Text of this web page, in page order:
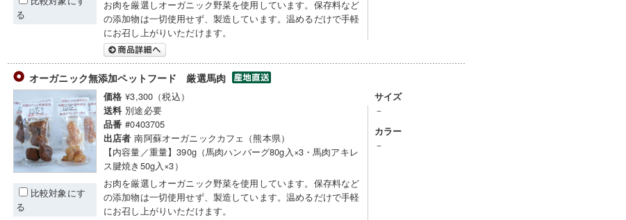
る
お肉を厳選しオーガニック野菜を使用しています。保存料など
の添加物は一切使用せず、製造しています。温めるだけで手軽
にお召し上がりいただけます。
オーガニック無添加ペットフード 厳選馬肉
比較対象にす
る
価格 ¥3,300（税込）
送料 別途必要
品番 #0403705
出店者 南阿蘇オーガニックカフェ（熊本県）
【内容量／重量】390g（馬肉ハンバーグ80g入×3・馬肉アキレ
ス腱焼き50g入×3）
お肉を厳選しオーガニック野菜を使用しています。保存料など
の添加物は一切使用せず、製造しています。温めるだけで手軽
にお召し上がりいただけます。
サイズ
－
カラー
－